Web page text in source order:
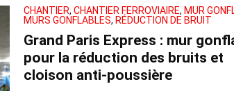
CHANTIER, CHANTIER FERROVIAIRE, MUR
MURS GONFLABLES, RÉDUCTION DE BRUIT
Grand Paris Express : mur
pour la réduction des bruits et
cloison anti-poussière